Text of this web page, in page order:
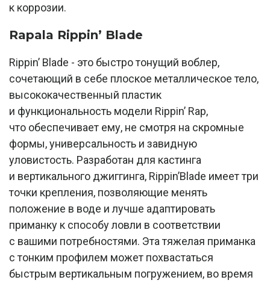
к коррозии.
Rapala Rippin’ Blade
Rippin’ Blade - это быстро тонущий воблер,
сочетающий в себе плоское металлическое тело,
высококачественный пластик
и функциональность модели Rippin’ Rap,
что обеспечивает ему, не смотря на скромные
формы, универсальность и завидную
уловистость. Разработан для кастинга
и вертикального джиггинга, Rippin’Blade имеет три
точки крепления, позволяющие менять
положение в воде и лучше адаптировать
приманку к способу ловли в соответствии
с вашими потребностями. Эта тяжелая приманка
с тонким профилем может похвастаться
быстрым вертикальным погружением, во время